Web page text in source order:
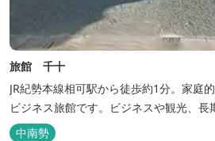
旅館 千十
JR紀勢本線相可駅から徒歩約1分。家庭
ビジネス旅館です。ビジネスや観光、長
中南勢